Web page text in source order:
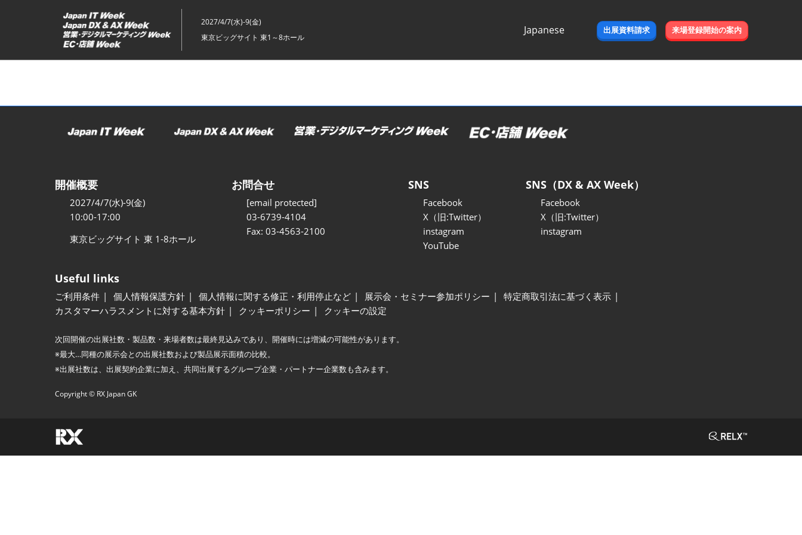
ッ
2027/4/7(水)-9(金)
東京ビッグサイト 東1～8ホール
Japanese
出展資料請求 来場登録開始の案内
開催概要
2027/4/7(水)-9(金)
10:00-17:00
東京ビッグサイト 東 1-8ホール
お問合せ
[email protected]
03-6739-4104
Fax: 03-4563-2100
SNS
Facebook
X（旧:Twitter）
instagram
YouTube
SNS（DX & AX Week）
Facebook
X（旧:Twitter）
instagram
Useful links
ご利用条件 個人情報保護方針 個人情報に関する修正・利用停止など 展示会・セミナー参加ポリシー
特定商取引法に基づく表示
カスタマーハラスメントに対する基本方針
クッキーポリシー クッキーの設定
次回開催の出展社数・製品数・来場者数は最終見込みであり、開催時には増減の可能性があります。
※最大…同種の展示会との出展社数および製品展示面積の比較。
※出展社数は、出展契約企業に加え、共同出展するグループ企業・パートナー企業数も含みます。
Copyright © RX Japan GK